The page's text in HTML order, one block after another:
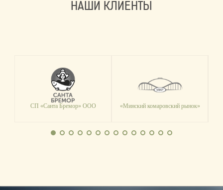
НАШИ КЛИЕНТЫ
СП «Санта Бремор» ООО «Минский комаровский рынок»